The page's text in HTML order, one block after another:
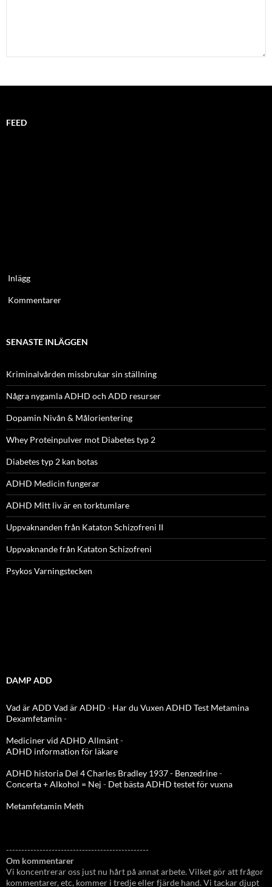
FEED
Inlägg
Kommentarer
SENASTE INLÄGGEN
Kriminalvården missbrukar sin ställning
Några nygamla ADHD och ADD resurser
Dopamin Nivån & Målorientering
Whey Proteinpulver mot Diabetes typ 2
Diabetes typ 2 kan botas
ADHD Medicin fungerar
ADHD Mitt liv är en torktumlare
Uppvaknanden från Kataton Schizofreni II
Uppvaknande från Kataton Schizofreni
Psykos Varningstecken
DAMP ADD
Vad är ADD Vad är ADHD - Har du Vuxen ADHD Test Metamina
Dexamfetamin -
Mediciner vid ADHD Allmänt-
ADHD information för läkare
ADHD historia Del 4 Charles Bradley 1937 - Benzedrine-
Concerta + Alkohol = Nej - Det bästa ADHD testet för vuxna
Metamfetamin Meth
-----------------------------------------------
Om kommentarer
Vi koncentrerar oss just nu hårt på annat arbete. Vilket gör att frågor
kommentarer, etc, kommer i tredje eller fjärde hand. Vi tackar djupt